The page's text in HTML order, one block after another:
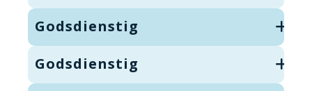
Godsdienstig
Godsdienstig